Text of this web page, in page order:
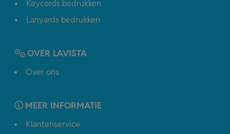
Keycords bedrukken
Lanyards bedrukken
OVER LAVISTA
Over ons
MEER INFORMATIE
Klantenservice